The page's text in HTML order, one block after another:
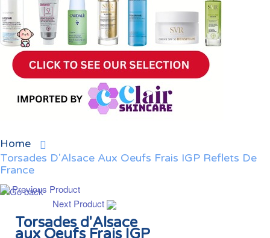
Home
Torsades D'Alsace Aux Oeufs Frais IGP Reflets De
France
Previous Product
Next Product
Torsades d'Alsace
aux Oeufs Frais IGP